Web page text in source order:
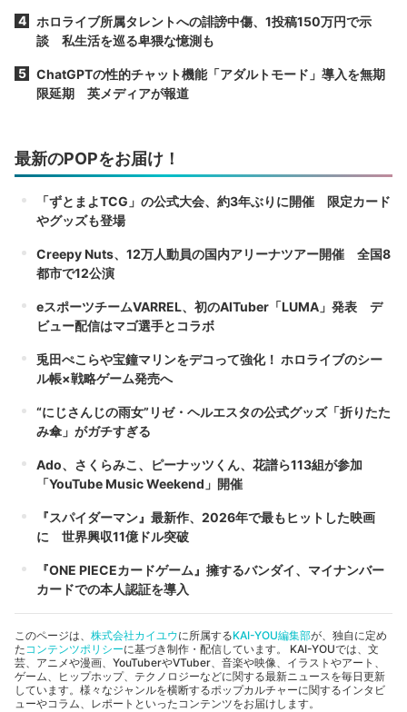
ホロライブ所属タレントへの誹謗中傷、1投稿150万円で示
談 私生活を巡る卑猥な憶測も
ChatGPTの性的チャット機能「アダルトモード」導入を無期
限延期 英メディアが報道
最新のPOPをお届け！
「ずとまよTCG」の公式大会、約3年ぶりに開催 限定カード
やグッズも登場
Creepy Nuts、12万人動員の国内アリーナツアー開催 全国8
都市で12公演
eスポーツチームVARREL、初のAITuber「LUMA」発表 デ
ビュー配信はマゴ選手とコラボ
兎田ぺこらや宝鐘マリンをデコって強化！ ホロライブのシー
ル帳×戦略ゲーム発売へ
“にじさんじの雨女”リゼ・ヘルエスタの公式グッズ「折りたた
み傘」がガチすぎる
Ado、さくらみこ、ピーナッツくん、花譜ら113組が参加
「YouTube Music Weekend」開催
『スパイダーマン』最新作、2026年で最もヒットした映画
に 世界興収11億ドル突破
『ONE PIECEカードゲーム』擁するバンダイ、マイナンバー
カードでの本人認証を導入
このページは、 株式会社カイユウに所属するKAI-YOU編集部が、独自に定め
たコンテンツポリシーに基づき制作・配信しています。 KAI-YOUでは、文
芸、アニメや漫画、YouTuberやVTuber、音楽や映像、イラストやアート、
ゲーム、ヒップホップ、テクノロジーなどに関する最新ニュースを毎日更新
しています。様々なジャンルを横断するポップカルチャーに関するインタビ
ューやコラム、レポートといったコンテンツをお届けします。